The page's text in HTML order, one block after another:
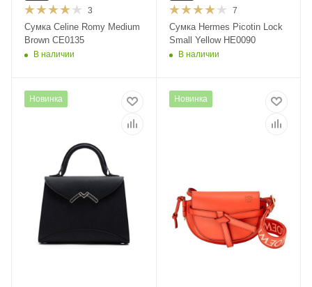
3
Сумка Celine Romy Medium
Brown CE0135
В наличии
7
Сумка Hermes Picotin Lock
Small Yellow HE0090
В наличии
Новинка Новинка